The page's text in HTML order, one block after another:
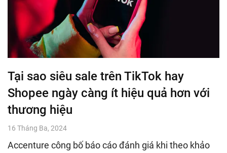
Tại sao siêu sale trên TikTok hay
Shopee ngày càng ít hiệu quả hơn với
thương hiệu
16 Tháng Ba, 2024
Accenture công bố báo cáo đánh giá khi theo khảo